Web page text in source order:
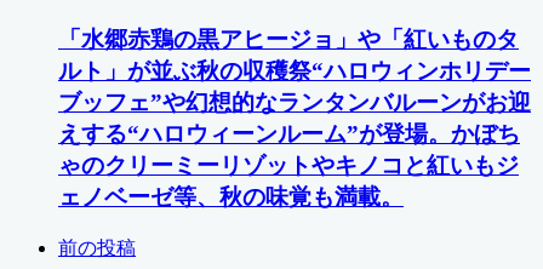
「水郷赤鶏の黒アヒージョ」や「紅いものタ
ルト」が並ぶ秋の収穫祭“ハロウィンホリデー
ブッフェ”や幻想的なランタンバルーンがお迎
えする“ハロウィーンルーム”が登場。かぼち
ゃのクリーミーリゾットやキノコと紅いもジ
ェノベーゼ等、秋の味覚も満載。
前の投稿